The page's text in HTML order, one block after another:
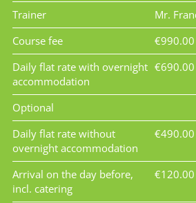
Trainer
Mr.
Course fee
€990.00
Daily flat rate with overnight
accommodation
€690.00
Optional
Daily flat rate without
overnight accommodation
€490.00
Arrival on the day before,
incl. catering
€120.00